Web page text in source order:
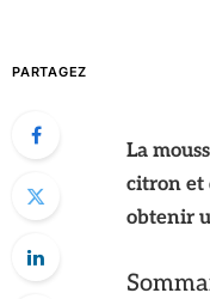
PARTAGEZ
La
citron et
obtenir